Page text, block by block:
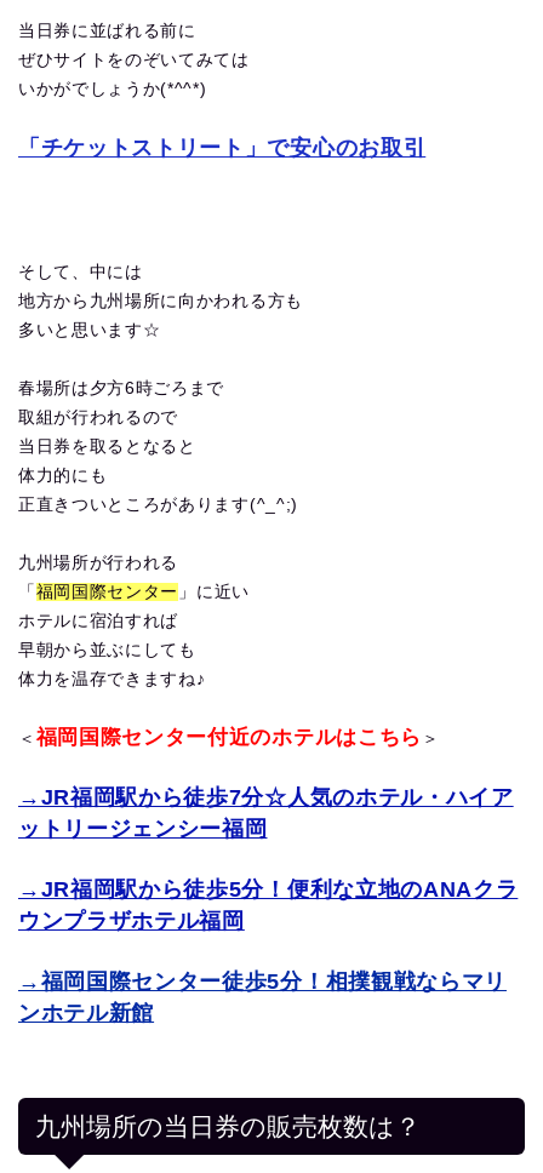
当日券に並ばれる前に
ぜひサイトをのぞいてみては
いかがでしょうか(*^^*)
「チケットストリート」で安心のお取引
そして、中には
地方から九州場所に向かわれる方も
多いと思います☆
春場所は夕方6時ごろまで
取組が行われるので
当日券を取るとなると
体力的にも
正直きついところがあります(^_^;)
九州場所が行われる
「 福岡国際センター 」に近い
ホテルに宿泊すれば
早朝から並ぶにしても
体力を温存できますね♪
＜福岡国際センター付近のホテルはこちら ＞
→JR福岡駅から徒歩7分☆人気のホテル・ハイア
ットリージェンシー福岡
→JR福岡駅から徒歩5分！便利な立地のANAクラ
ウンプラザホテル福岡
→福岡国際センター徒歩5分！相撲観戦ならマリ
ンホテル新館
九州場所の当日券の販売枚数は？